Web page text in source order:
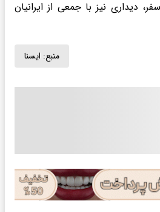
دیداری نیز با جمعی از ایرانیان
منبع: ايسنا